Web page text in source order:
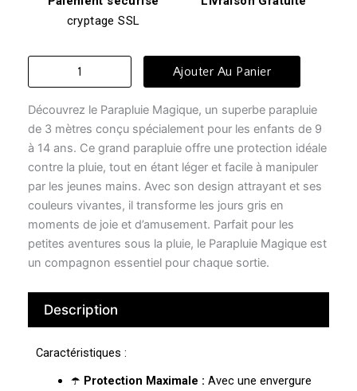
cryptage SSL
quantité
enfant
-
parapluie
Ajouter Au Panier
Découvrez le Parapluie Magique, un superbe parapluie
de 3 mètres conçu spécialement pour les enfants de 9
à 14 ans. Ce grand parapluie offre une protection idéale
contre la pluie, tout en étant léger et facile à manipuler
par les jeunes mains. Avec son design attrayant et ses
couleurs vivantes, il transforme les jours gris en
moments de joie et d’amusement. Parfait pour les
petites aventures sous la pluie, le Parapluie Magique est
un compagnon essentiel pour chaque sortie.
Description
Caractéristiques :
☂️ Protection Maximale : Avec une envergure